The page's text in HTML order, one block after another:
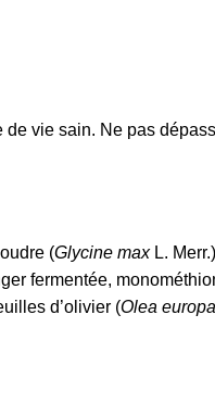
de vie sain. Ne pas
(Glycine maxL.
fermentée,
d’olivier (Olea